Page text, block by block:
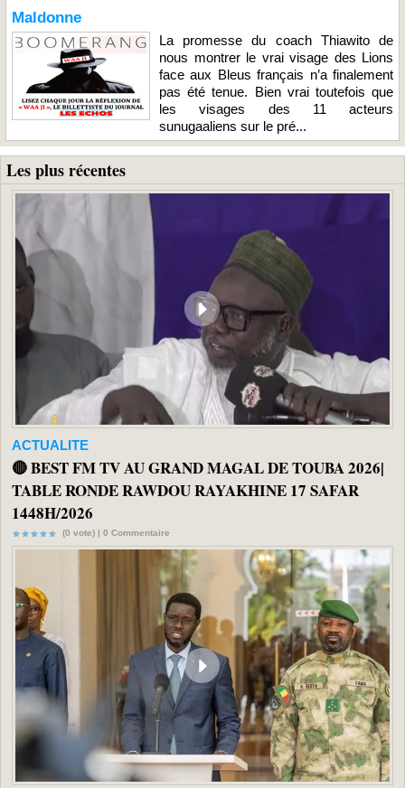
Maldonne
La promesse du coach Thiawito de
nous montrer le vrai visage des Lions
face aux Bleus français n’a finalement
pas été tenue. Bien vrai toutefois que
les visages des 11 acteurs
sunugaaliens sur le pré...
Les plus récentes
ACTUALITE
🔴 BEST FM TV AU GRAND MAGAL DE TOUBA 2026|
TABLE RONDE RAWDOU RAYAKHINE 17 SAFAR
1448H/2026
(0 vote) | 0 Commentaire